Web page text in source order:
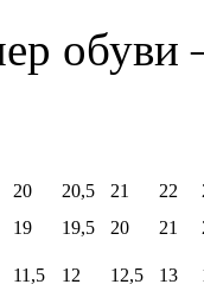
20 20,5 21 22
19 19,5 20 21
11,5 12 12,5 13